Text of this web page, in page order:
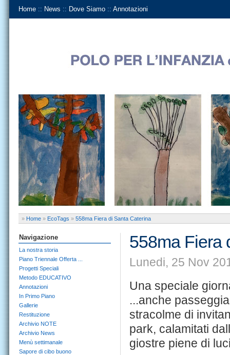
Home :: News :: Dove Siamo :: Annotazioni
» Home » EcoTags » 558ma Fiera di Santa Caterina
558ma Fiera
Lunedi, 25 Nov
Una speciale
...anche
stracolme di
park, calamitati
giostre piene di
Navigazione
La nostra storia
Piano Triennale Offerta ...
Progetti Speciali
Metodo EDUCATIVO
Annotazioni
In Primo Piano
Gallerie
Restituzione
Archivio NOTE
Archivio News
Menù settimanale
Sapore di cibo buono